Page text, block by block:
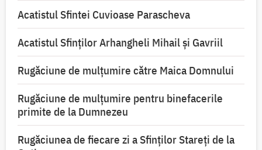
Acatistul Sfintei Cuvioase Parascheva
Acatistul Sfinților Arhangheli Mihail și Gavriil
Rugăciune de mulţumire către Maica Domnului
Rugăciune de mulțumire pentru binefacerile
primite de la Dumnezeu
Rugăciunea de fiecare zi a Sfinților Stareți de la